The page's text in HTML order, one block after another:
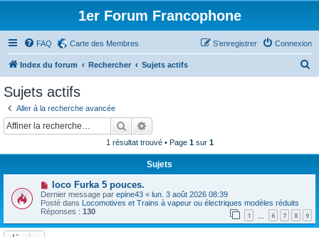
1er Forum Francophone
FAQ Carte des Membres Connexion
S’enregistrer
Index du forum Rechercher Sujets actifs
Sujets actifs
Aller à la recherche avancée
Rechercher
1 résultat trouvé • Page 1sur 1
Sujets
N
o
u
v
e
a
loco Furka 5 pouces.
Dernier message par epine43 « lun. 3 août 2026 08:39
Posté dans Locomotives et Trains à vapeur ou électriques modèles réduits
Réponses : 130 1 6 7 8 9